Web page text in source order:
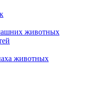
животных
животных